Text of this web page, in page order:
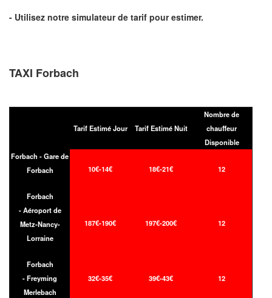
- Utilisez notre simulateur de tarif pour estimer.
TAXI Forbach
Tarif Estimé Jour Tarif Estimé Nuit
Nombre de
chauffeur
Disponible
Forbach - Gare de
Forbach
10€-14€ 18€-21€ 12
Forbach
- Aéroport de
Metz-Nancy-
Lorraine
187€-190€ 197€-200€ 12
Forbach
- Freyming
Merlebach
32€-35€ 39€-43€ 12